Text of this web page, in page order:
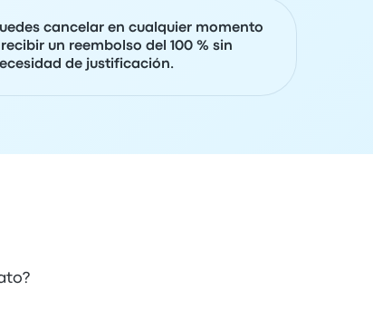
cancelar en cualquier momento
un reembolso del 100 % sin
de justificación.